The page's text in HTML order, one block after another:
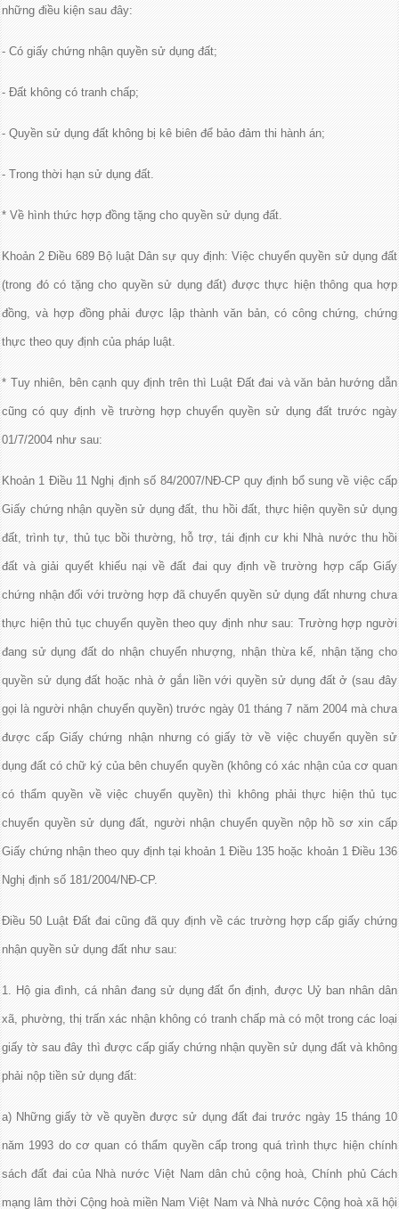
những điều kiện sau đây:
- Có giấy chứng nhận quyền sử dụng đất;
- Đất không có tranh chấp;
- Quyền sử dụng đất không bị kê biên để bảo đảm thi hành án;
- Trong thời hạn sử dụng đất.
* Về hình thức hợp đồng tặng cho quyền sử dụng đất.
Khoản 2 Điều 689 Bộ luật Dân sự quy định: Việc chuyển quyền sử dụng đất
(trong đó có tặng cho quyền sử dụng đất) được thực hiện thông qua hợp
đồng, và hợp đồng phải được lập thành văn bản, có công chứng, chứng
thực theo quy định của pháp luật.
* Tuy nhiên, bên cạnh quy định trên thì Luật Đất đai và văn bản hướng dẫn
cũng có quy định về trường hợp chuyển quyền sử dụng đất trước ngày
01/7/2004 như sau:
Khoản 1 Điều 11 Nghị định số 84/2007/NĐ-CP quy định bổ sung về việc cấp
Giấy chứng nhận quyền sử dụng đất, thu hồi đất, thực hiện quyền sử dụng
đất, trình tự, thủ tục bồi thường, hỗ trợ, tái định cư khi Nhà nước thu hồi
đất và giải quyết khiếu nại về đất đai quy định về trường hợp cấp Giấy
chứng nhận đối với trường hợp đã chuyển quyền sử dụng đất nhưng chưa
thực hiện thủ tục chuyển quyền theo quy định như sau: Trường hợp người
đang sử dụng đất do nhận chuyển nhượng, nhận thừa kế, nhận tặng cho
quyền sử dụng đất hoặc nhà ở gắn liền với quyền sử dụng đất ở (sau đây
gọi là người nhận chuyển quyền) trước ngày 01 tháng 7 năm 2004 mà chưa
được cấp Giấy chứng nhận nhưng có giấy tờ về việc chuyển quyền sử
dụng đất có chữ ký của bên chuyển quyền (không có xác nhận của cơ quan
có thẩm quyền về việc chuyển quyền) thì không phải thực hiện thủ tục
chuyển quyền sử dụng đất, người nhận chuyển quyền nộp hồ sơ xin cấp
Giấy chứng nhận theo quy định tại khoản 1 Điều 135 hoặc khoản 1 Điều 136
Nghị định số 181/2004/NĐ-CP.
Điều 50 Luật Đất đai cũng đã quy định về các trường hợp cấp giấy chứng
nhận quyền sử dụng đất như sau:
1. Hộ gia đình, cá nhân đang sử dụng đất ổn định, được Uỷ ban nhân dân
xã, phường, thị trấn xác nhận không có tranh chấp mà có một trong các loại
giấy tờ sau đây thì được cấp giấy chứng nhận quyền sử dụng đất và không
phải nộp tiền sử dụng đất:
a) Những giấy tờ về quyền được sử dụng đất đai trước ngày 15 tháng 10
năm 1993 do cơ quan có thẩm quyền cấp trong quá trình thực hiện chính
sách đất đai của Nhà nước Việt Nam dân chủ cộng hoà, Chính phủ Cách
mạng lâm thời Cộng hoà miền Nam Việt Nam và Nhà nước Cộng hoà xã hội